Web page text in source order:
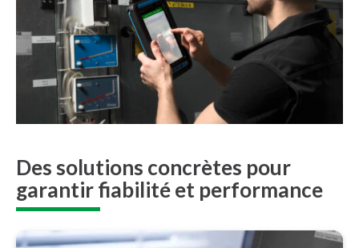
Des solutions concrètes pour
garantir fiabilité et performance